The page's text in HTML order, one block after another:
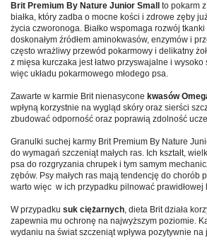
Brit Premium By Nature Junior Small to pokarm
białka, który zadba o mocne kości i zdrowe zęby
życia czworonoga. Białko wspomaga rozwój
doskonałym źródłem aminokwasów, enzymów i
często wrażliwy przewód pokarmowy i delikatny
z mięsa kurczaka jest łatwo przyswajalne i
więc układu pokarmowego młodego psa.
Zawarte w karmie Brit nienasycone kwasów
wpłyną korzystnie na wygląd skóry oraz sierści
zbudować odporność oraz poprawią zdolność
Granulki suchej karmy Brit Premium By Nature
do wymagań szczeniąt małych ras. Ich kształt,
psa do rozgryzania chrupek i tym samym
zębów. Psy małych ras mają tendencję do chorób
warto więc w ich przypadku pilnować prawidłowej
W przypadku suk ciężarnych, dieta Brit działa
zapewnia mu ochronę na najwyższym poziomie.
wydaniu na świat szczeniąt wpływa pozytywnie na